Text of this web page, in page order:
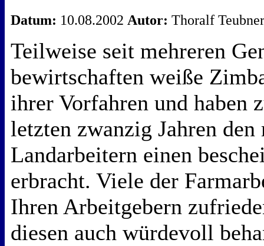
Datum: 10.08.2002 Autor: Thoralf
Teilweise seit mehreren
bewirtschaften weiße
ihrer Vorfahren und haben
letzten zwanzig Jahren den
Landarbeitern einen
erbracht. Viele der
Ihren Arbeitgebern
diesen auch würdevoll